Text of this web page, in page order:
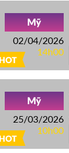
HOT
Mỹ
02/04/2026
14h00
HOT
Mỹ
25/03/2026
10h00